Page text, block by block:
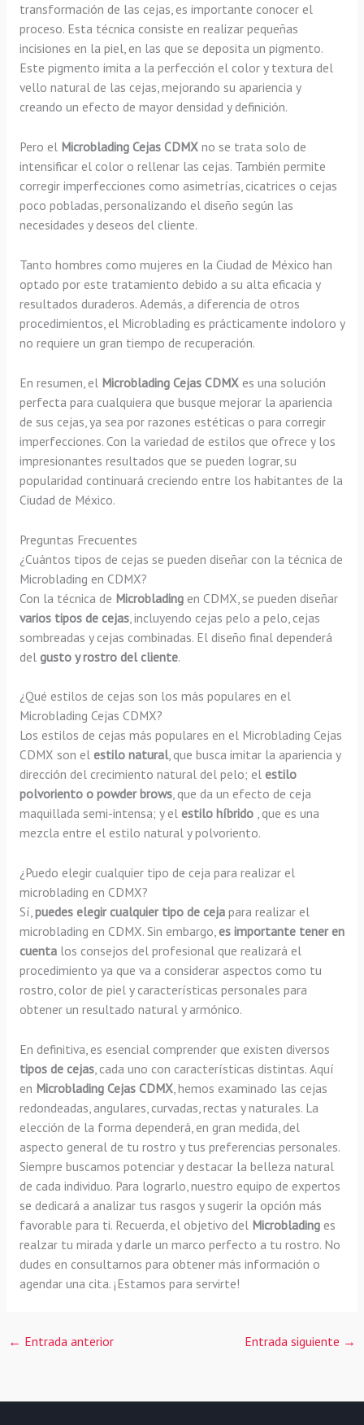
transformación de las cejas, es importante conocer el
proceso. Esta técnica consiste en realizar pequeñas
incisiones en la piel, en las que se deposita un pigmento.
Este pigmento imita a la perfección el color y textura del
vello natural de las cejas, mejorando su apariencia y
creando un efecto de mayor densidad y definición.
Pero el Microblading Cejas CDMXno se trata solo de
intensificar el color o rellenar las cejas. También permite
corregir imperfecciones como asimetrías, cicatrices o cejas
poco pobladas, personalizando el diseño según las
necesidades y deseos del cliente.
Tanto hombres como mujeres en la Ciudad de México han
optado por este tratamiento debido a su alta eficacia y
resultados duraderos. Además, a diferencia de otros
procedimientos, el Microblading es prácticamente indoloro y
no requiere un gran tiempo de recuperación.
En resumen, el Microblading Cejas CDMXes una solución
perfecta para cualquiera que busque mejorar la apariencia
de sus cejas, ya sea por razones estéticas o para corregir
imperfecciones. Con la variedad de estilos que ofrece y los
impresionantes resultados que se pueden lograr, su
popularidad continuará creciendo entre los habitantes de la
Ciudad de México.
Preguntas Frecuentes
¿Cuántos tipos de cejas se pueden diseñar con la técnica de
Microblading en CDMX?
Con la técnica de Microbladingen CDMX, se pueden diseñar
varios tipos de cejas, incluyendo cejas pelo a pelo, cejas
sombreadas y cejas combinadas. El diseño final dependerá
del gusto y rostro del cliente.
¿Qué estilos de cejas son los más populares en el
Microblading Cejas CDMX?
Los estilos de cejas más populares en el Microblading Cejas
CDMX son el estilo natural, que busca imitar la apariencia y
dirección del crecimiento natural del pelo; el estilo
polvoriento o powder brows, que da un efecto de ceja
maquillada semi-intensa; y el estilo híbrido , que es una
mezcla entre el estilo natural y polvoriento.
¿Puedo elegir cualquier tipo de ceja para realizar el
microblading en CDMX?
Sí,puedes elegir cualquier tipo de cejapara realizar el
microblading en CDMX. Sin embargo,es importante tener en
cuentalos consejos del profesional que realizará el
procedimiento ya que va a considerar aspectos como tu
rostro, color de piel y características personales para
obtener un resultado natural y armónico.
En definitiva, es esencial comprender que existen diversos
tipos de cejas, cada uno con características distintas. Aquí
en Microblading Cejas CDMX, hemos examinado las cejas
redondeadas, angulares, curvadas, rectas y naturales. La
elección de la forma dependerá, en gran medida, del
aspecto general de tu rostro y tus preferencias personales.
Siempre buscamos potenciar y destacar la belleza natural
de cada individuo. Para lograrlo, nuestro equipo de expertos
se dedicará a analizar tus rasgos y sugerir la opción más
favorable para ti. Recuerda, el objetivo del Microbladinges
realzar tu mirada y darle un marco perfecto a tu rostro. No
dudes en consultarnos para obtener más información o
agendar una cita. ¡Estamos para servirte!
← Entrada anterior Entrada siguiente →